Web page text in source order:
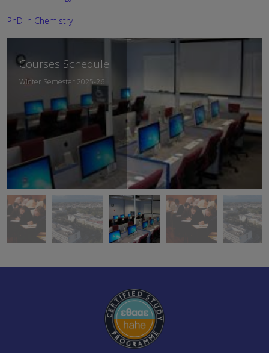
PhD in Chemistry
Courses Schedule
Winter Semester 2025-26